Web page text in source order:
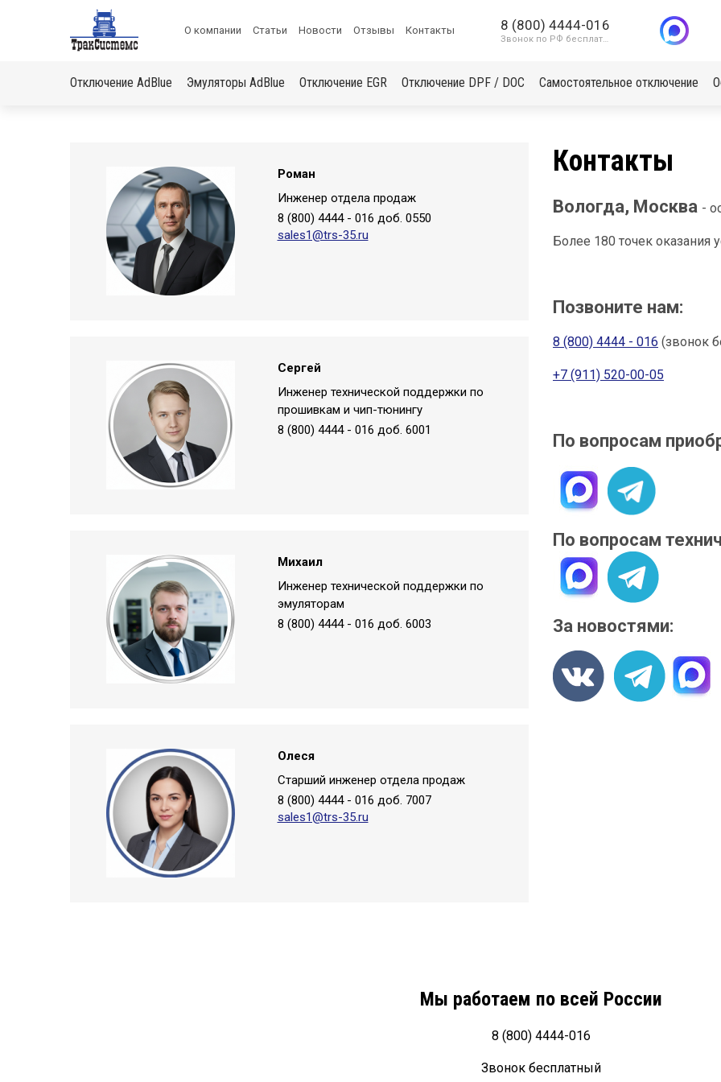
Меню
шапке
О компании Статьи Новости Отзывы Контакты 8 (800) 4444-016
Звонок по РФ бесплатный
Основная
Отключение AdBlue Эмуляторы AdBlue Отключение EGR Отключение DPF / DOC Самостоятельное отключение
Роман
Инженер отдела продаж
8 (800) 4444 - 016 доб. 0550
sales1@trs-35.ru
Сергей
Инженер технической поддержки по
прошивкам и чип-тюнингу
8 (800) 4444 - 016 доб. 6001
Михаил
Инженер технической поддержки по
эмуляторам
8 (800) 4444 - 016 доб. 6003
Олеся
Старший инженер отдела продаж
8 (800) 4444 - 016 доб. 7007
sales1@trs-35.ru
Контакты
Вологда, Москва -
Более 180 точек оказания
Позвоните нам:
8 (800) 4444 - 016 (звонок
+7 (911) 520-00-05
По вопросам
По вопросам
За новостями:
Мы работаем по всей России
8 (800) 4444-016
Звонок бесплатный